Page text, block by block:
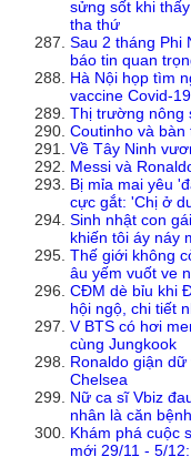
sửng sốt khi
tha thứ
Sau 2 tháng Phi
báo tin quan
Hà Nội họp tìm
vaccine Covid-19
Thị trường nông
Coutinho và
Về Tây Ninh
Messi và
Bị mỉa mai yêu
cực gắt: 'Chị ở
Sinh nhật con
khiến tôi áy náy
Thế giới không
âu yếm vuốt ve
CĐM dè bỉu khi
hội ngộ, chi tiết
V BTS có hơi
cùng Jungkook
Ronaldo giận
Chelsea
Nữ ca sĩ Vbiz
nhân là căn
Khám phá cuộc
mới 29/11 - 5/